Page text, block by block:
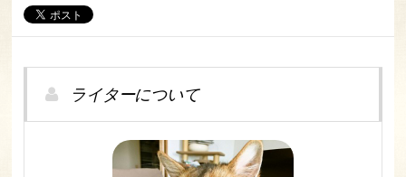
ライターについて